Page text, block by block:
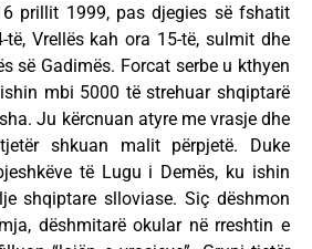
prillit 1999, pas djegies së fshatit
të, Vrellës kah ora 15-të, sulmit dhe
së Gadimës. Forcat serbe u kthyen
mbi 5000 të strehuar shqiptarë
Ju kërcnuan atyre me vrasje dhe
shkuan malit përpjetë. Duke
të Lugu i Demës, ku ishin
shqiptare slloviase. Siç dëshmon
dëshmitarë okular në rreshtin e